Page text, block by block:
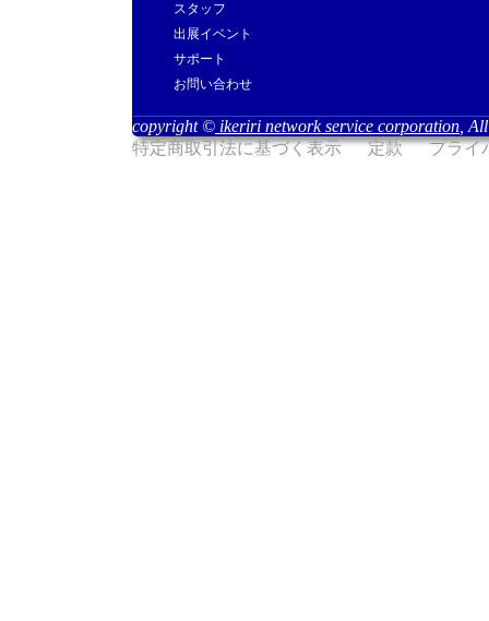
スタッフ
出展イベント
サポート
お問い合わせ
copyright © ikeriri network service corporation ,
特定商取引法に基づく表示
定款 プライ